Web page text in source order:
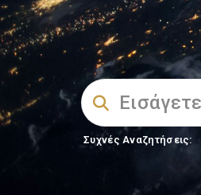
Συχνές Αναζητήσεις: